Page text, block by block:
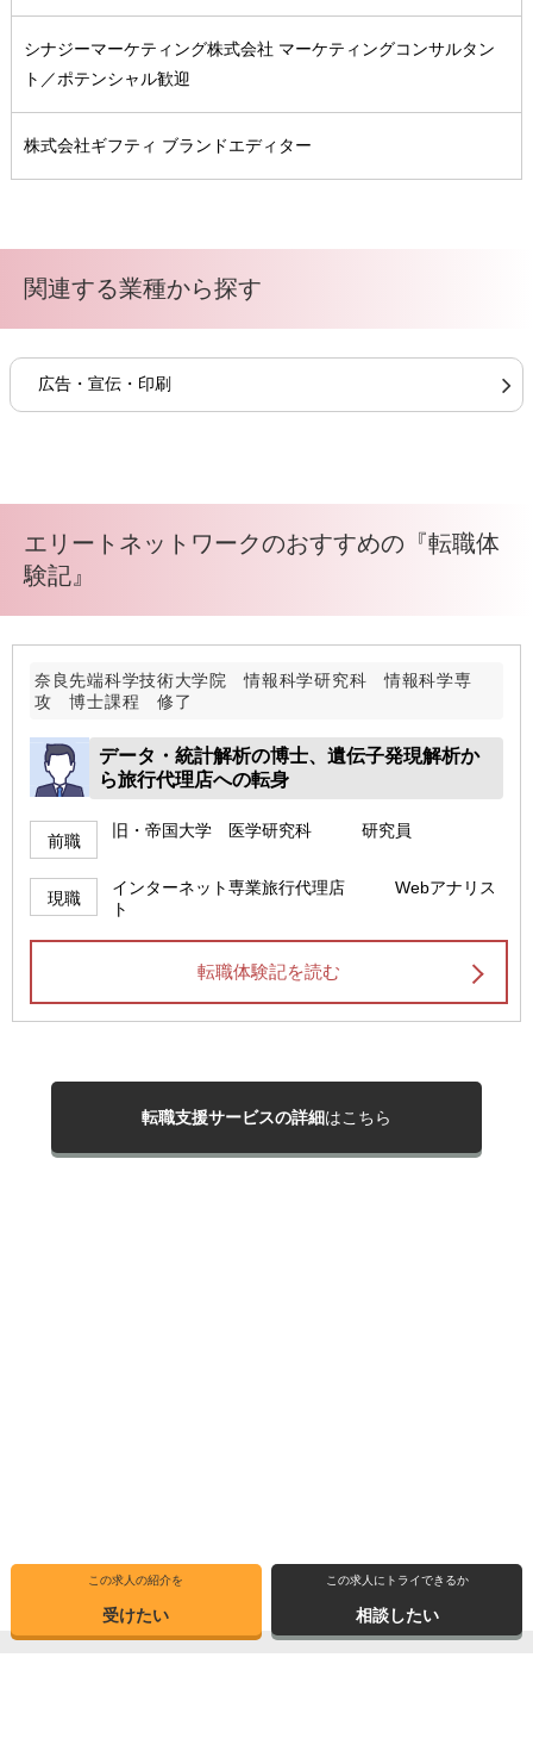
この求人の紹介を
受けたい
この求人にトライできるか
相談したい
シナジーマーケティング株式会社 マーケティングコンサルタン
ト／ポテンシャル歓迎
株式会社ギフティ ブランドエディター
関連する業種から探す
広告・宣伝・印刷
エリートネットワークのおすすめの『転職体
験記』
奈良先端科学技術大学院 情報科学研究科 情報科学専
攻 博士課程 修了
データ・統計解析の博士、遺伝子発現解析か
ら旅行代理店への転身
前職
旧・帝国大学 医学研究科 研究員
現職
インターネット専業旅行代理店 Webアナリス
ト
転職体験記を読む
転職支援サービスの詳細はこちら